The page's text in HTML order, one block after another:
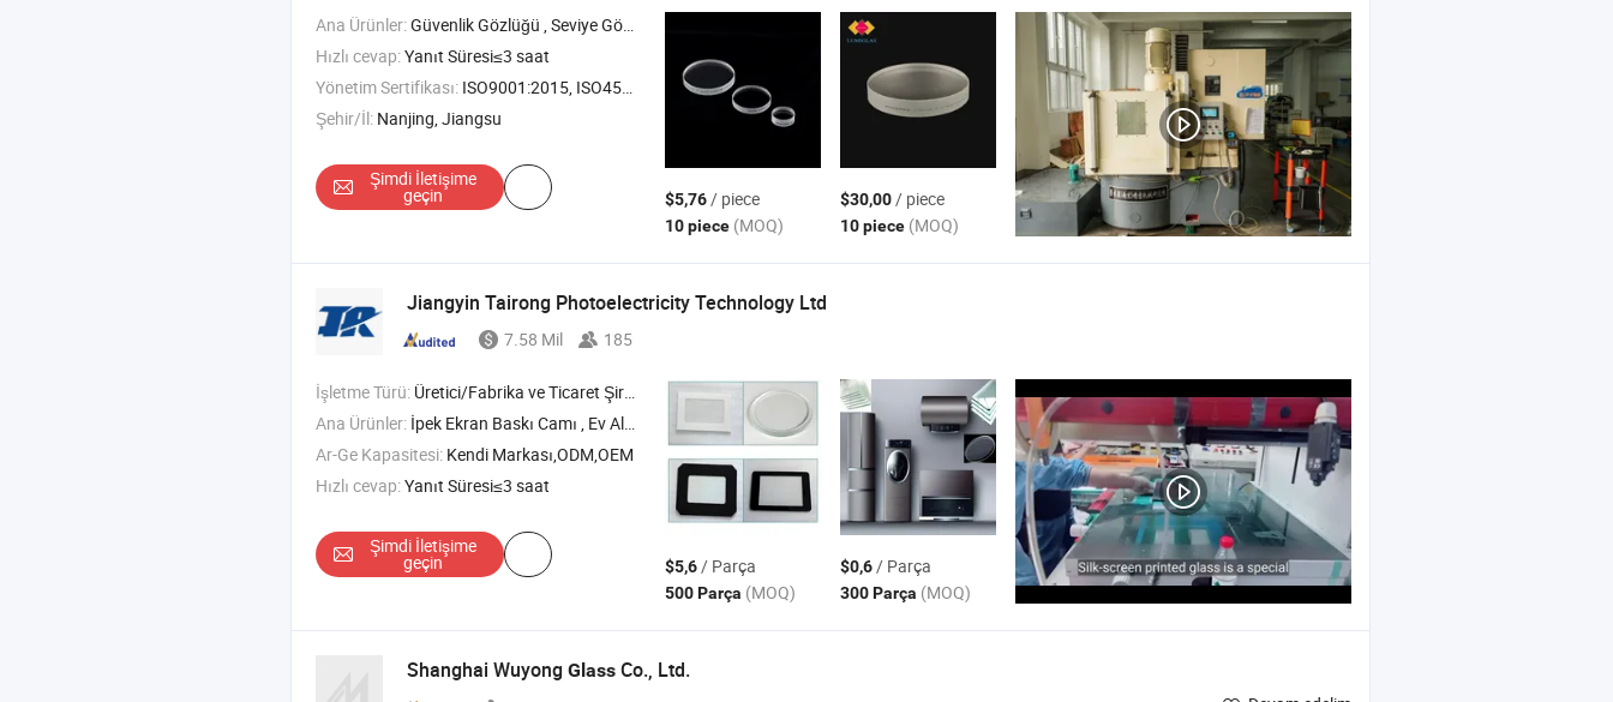
Ana Ürünler:Güvenlik Gözlüğü , Seviye Gözlüğü , Optik Cam , Endüstriyel Cam , Yüksek Basınçlı Cam Boru
Hızlı cevap:Yanıt Süresi≤3 saat
Yönetim Sertifikası: ISO9001:2015, ISO45001:2018
Şehir/İl: Nanjing, Jiangsu
Şimdi İletişime
geçin $5,76/ piece
10 piece (MOQ)
$30,00/ piece
10 piece (MOQ)
Jiangyin Tairong Photoelectricity Technology Ltd
7.58 Mil 185
İşletme Türü: Üretici/Fabrika ve Ticaret Şirketi
Ana Ürünler: İpek Ekran Baskı Camı , Ev Aletleri Camı , Ar/AG/Af Camı , Kapak Camı , Kaplamalı Cam
Ar-Ge Kapasitesi: Kendi Markası,ODM,OEM
Hızlı cevap:Yanıt Süresi≤3 saat
Şimdi İletişime
geçin $5,6/ Parça
500 Parça (MOQ)
$0,6/ Parça
300 Parça (MOQ)
Shanghai Wuyong Glass Co., Ltd.